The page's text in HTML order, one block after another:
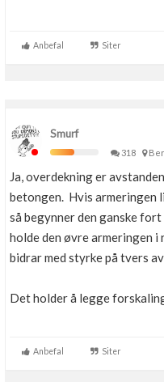
Anbefal Siter
Smurf
318
Ja, overdekning er
betongen. Hvis armeringen
så begynner den ganske
holde den øvre armeringen
bidrar med styrke på tvers
Det holder å legge
Anbefal Siter